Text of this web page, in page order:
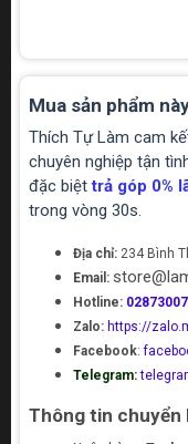
Mua sản phẩm
Thích Tự Làm cam
chuyên nghiệp tận
đặc biệttrả góp 0%
trong vòng 30s.
Địa chỉ: 234 Bình
Email:
Hotline:
Zalo: https://
Facebook:
Telegram:
Thông tin chuyển